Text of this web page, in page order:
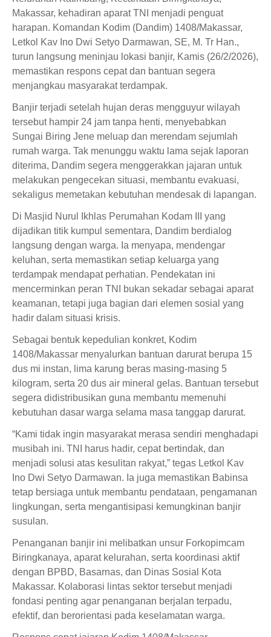
Makassar, kehadiran aparat TNI menjadi penguat
harapan. Komandan Kodim (Dandim) 1408/Makassar,
Letkol Kav Ino Dwi Setyo Darmawan, SE, M. Tr Han.,
turun langsung meninjau lokasi banjir, Kamis (26/2/2026),
memastikan respons cepat dan bantuan segera
menjangkau masyarakat terdampak.
Banjir terjadi setelah hujan deras mengguyur wilayah
tersebut hampir 24 jam tanpa henti, menyebabkan
Sungai Biring Jene meluap dan merendam sejumlah
rumah warga. Tak menunggu waktu lama sejak laporan
diterima, Dandim segera menggerakkan jajaran untuk
melakukan pengecekan situasi, membantu evakuasi,
sekaligus memetakan kebutuhan mendesak di lapangan.
Di Masjid Nurul Ikhlas Perumahan Kodam III yang
dijadikan titik kumpul sementara, Dandim berdialog
langsung dengan warga. Ia menyapa, mendengar
keluhan, serta memastikan setiap keluarga yang
terdampak mendapat perhatian. Pendekatan ini
mencerminkan peran TNI bukan sekadar sebagai aparat
keamanan, tetapi juga bagian dari elemen sosial yang
hadir dalam situasi krisis.
Sebagai bentuk kepedulian konkret, Kodim
1408/Makassar menyalurkan bantuan darurat berupa 15
dus mi instan, lima karung beras masing-masing 5
kilogram, serta 20 dus air mineral gelas. Bantuan tersebut
segera didistribusikan guna membantu memenuhi
kebutuhan dasar warga selama masa tanggap darurat.
“Kami tidak ingin masyarakat merasa sendiri menghadapi
musibah ini. TNI harus hadir, cepat bertindak, dan
menjadi solusi atas kesulitan rakyat,” tegas Letkol Kav
Ino Dwi Setyo Darmawan. Ia juga memastikan Babinsa
tetap bersiaga untuk membantu pendataan, pengamanan
lingkungan, serta mengantisipasi kemungkinan banjir
susulan.
Penanganan banjir ini melibatkan unsur Forkopimcam
Biringkanaya, aparat kelurahan, serta koordinasi aktif
dengan BPBD, Basarnas, dan Dinas Sosial Kota
Makassar. Kolaborasi lintas sektor tersebut menjadi
fondasi penting agar penanganan berjalan terpadu,
efektif, dan berorientasi pada keselamatan warga.